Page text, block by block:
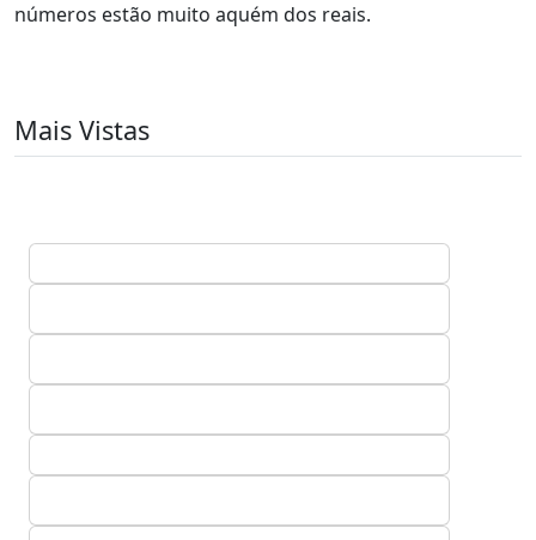
números estão muito aquém dos reais.
Mais Vistas